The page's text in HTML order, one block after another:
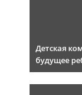
Детская
будущее